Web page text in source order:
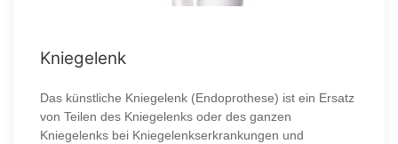
Kniegelenk
Das künstliche Kniegelenk (Endoprothese) ist ein Ersatz
von Teilen des Kniegelenks oder des ganzen
Kniegelenks bei Kniegelenkserkrankungen und